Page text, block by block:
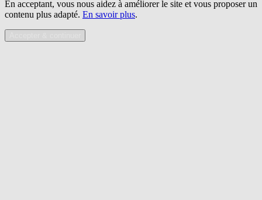
En acceptant, vous nous aidez à améliorer le site et vous proposer un
contenu plus adapté. En savoir plus.